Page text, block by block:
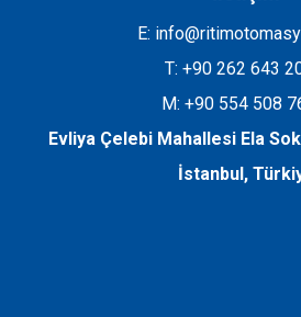
E:
T: +90 262 643
M: +90 554 508
Evliya Çelebi Mahallesi Ela
İstanbul,